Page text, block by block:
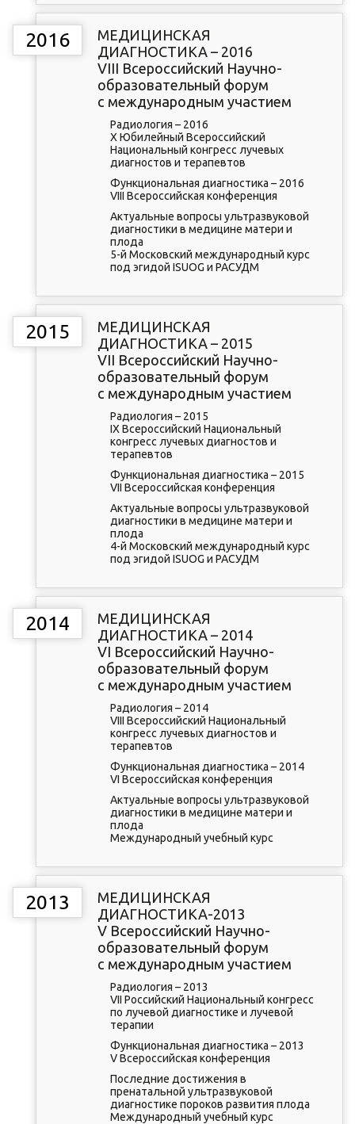
2016
МЕДИЦИНСКАЯ
ДИАГНОСТИКА – 2016
VIII Всероссийский Научно-
образовательный форум
с международным участием
Радиология – 2016
X Юбилейный Всероссийский
Национальный конгресс лучевых
диагностов и терапевтов
Функциональная диагностика – 2016
VIII Всероссийская конференция
Актуальные вопросы ультразвуковой
диагностики в медицине матери и
плода
5-й Московский международный курс
под эгидой ISUOG и РАСУДМ
2015
МЕДИЦИНСКАЯ
ДИАГНОСТИКА – 2015
VII Всероссийский Научно-
образовательный форум
с международным участием
Радиология – 2015
IX Всероссийский Национальный
конгресс лучевых диагностов и
терапевтов
Функциональная диагностика – 2015
VII Всероссийская конференция
Актуальные вопросы ультразвуковой
диагностики в медицине матери и
плода
4-й Московский международный курс
под эгидой ISUOG и РАСУДМ
2014
МЕДИЦИНСКАЯ
ДИАГНОСТИКА – 2014
VI Всероссийский Научно-
образовательный форум
с международным участием
Радиология – 2014
VIII Всероссийский Национальный
конгресс лучевых диагностов и
терапевтов
Функциональная диагностика – 2014
VI Всероссийская конференция
Актуальные вопросы ультразвуковой
диагностики в медицине матери и
плода
Международный учебный курс
2013
МЕДИЦИНСКАЯ
ДИАГНОСТИКА-2013
V Всероссийский Научно-
образовательный форум
с международным участием
Радиология – 2013
VII Российский Национальный конгресс
по лучевой диагностике и лучевой
терапии
Функциональная диагностика – 2013
V Всероссийская конференция
Последние достижения в
пренатальной ультразвуковой
диагностике пороков развития плода
Международный учебный курс